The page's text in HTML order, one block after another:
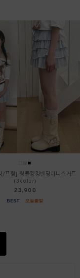
/프릴] 링클캉캉밴딩미니스커트
(3color)
23,900